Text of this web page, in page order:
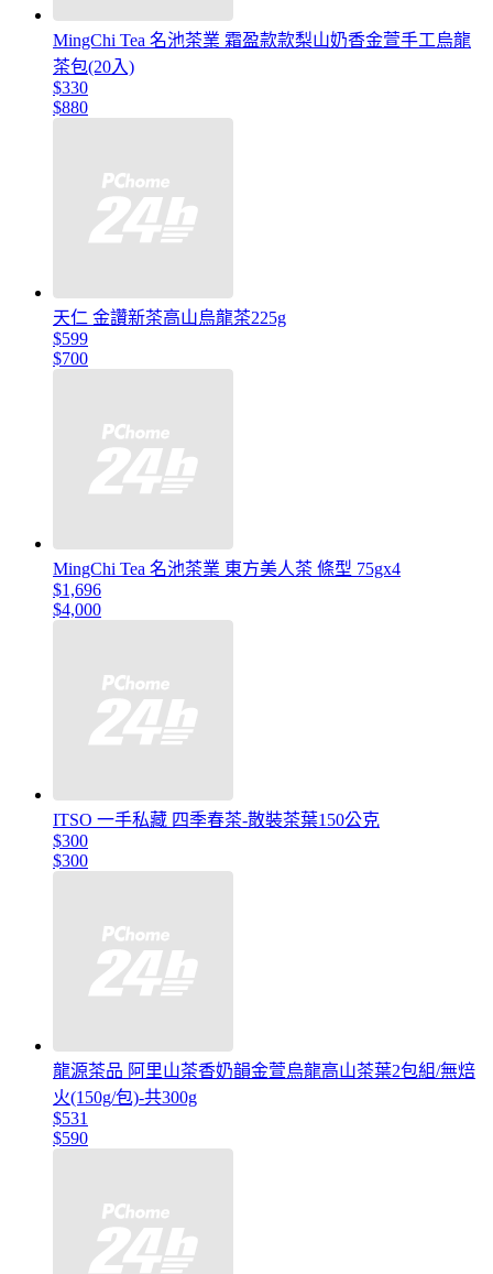
MingChi Tea 名池茶業 霜盈款款梨山奶香金萱手工烏龍
茶包(20入)
$330
$880
天仁 金讚新茶高山烏龍茶225g
$599
$700
MingChi Tea 名池茶業 東方美人茶 條型 75gx4
$1,696
$4,000
ITSO 一手私藏 四季春茶-散裝茶葉150公克
$300
$300
龍源茶品 阿里山茶香奶韻金萱烏龍高山茶葉2包組/無焙
火(150g/包)-共300g
$531
$590